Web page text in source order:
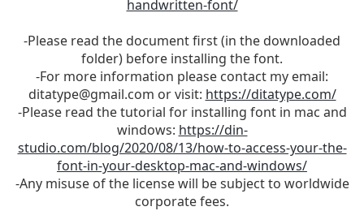
handwritten-font/
-Please read the document first (in the downloaded
folder) before installing the font.
-For more information please contact my email:
ditatype@gmail.com or visit: https://ditatype.com/
-Please read the tutorial for installing font in mac and
windows: https://din-
studio.com/blog/2020/08/13/how-to-access-your-the-
font-in-your-desktop-mac-and-windows/
-Any misuse of the license will be subject to worldwide
corporate fees.